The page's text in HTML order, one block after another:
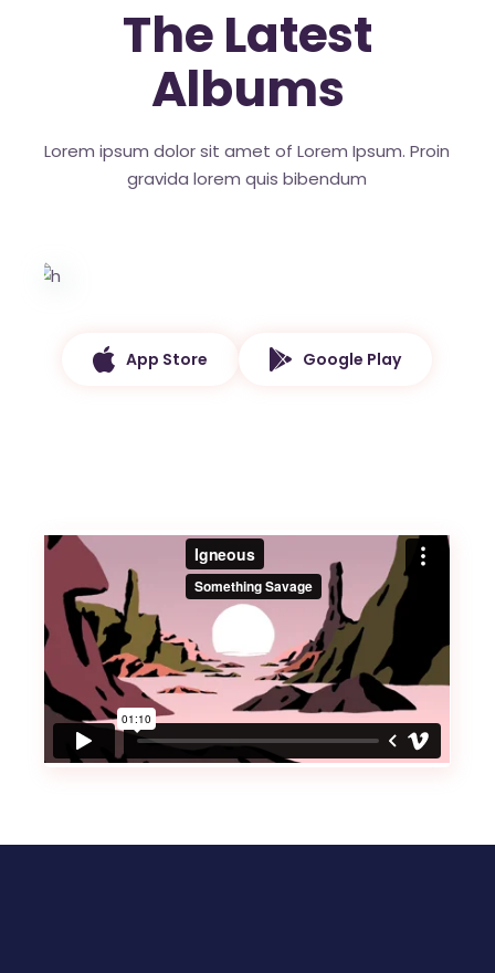
The Latest
Albums
Lorem ipsum dolor sit amet of Lorem Ipsum. Proin
gravidalorem quis bibendum
App Store Google Play